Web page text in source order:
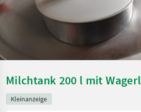
Milchtank 200 l mit Wagerl
Kleinanzeige